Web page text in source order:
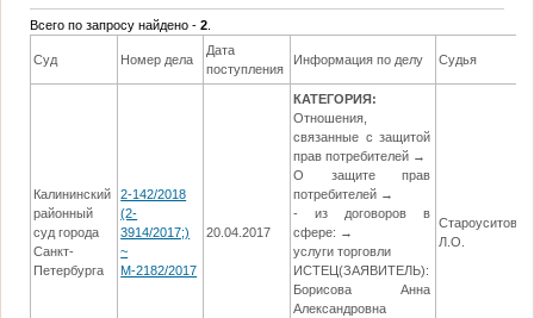
Всего по запросу найдено -2
Суд Номер дела
Дата
поступления
Информация по делу Судья
Калининский
районный
суд города
Санкт-
Петербурга
2-142/2018
(2-
3914/2017;)
~
М-2182/2017
20.04.2017
КАТЕГОРИЯ:
Отношения,
связанные с защитой
прав потребителей →
О защите прав
потребителей →
- из договоров в
сфере: →
услуги торговли
ИСТЕЦ(ЗАЯВИТЕЛЬ):
Борисова Анна
Александровна
Л.О.